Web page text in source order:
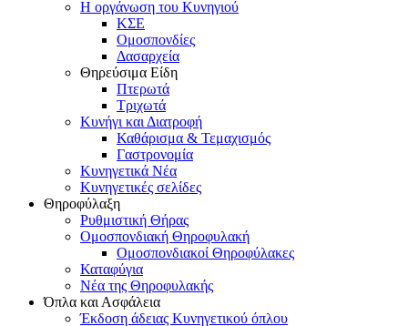
Η οργάνωση του Κυνηγιού
ΚΣΕ
Ομοσπονδίες
Δασαρχεία
Θηρεύσιμα Είδη
Πτερωτά
Τριχωτά
Κυνήγι και Διατροφή
Καθάρισμα & Τεμαχισμός
Γαστρονομία
Κυνηγετικά Νέα
Κυνηγετικές σελίδες
Θηροφύλαξη
Ρυθμιστική Θήρας
Ομοσπονδιακή Θηροφυλακή
Oμοσπονδιακοί Θηροφύλακες
Καταφύγια
Νέα της Θηροφυλακής
Όπλα και Ασφάλεια
Έκδοση άδειας Κυνηγετικού όπλου